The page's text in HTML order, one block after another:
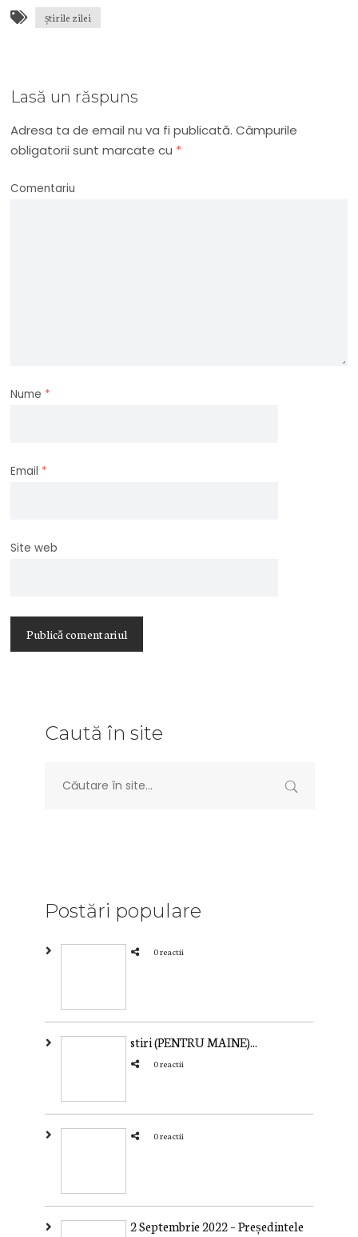
știrile zilei
Lasă un răspuns
Adresa ta de email nu va fi publicată. Câmpurile
obligatorii sunt marcate cu *
Comentariu
Nume *
Email *
Site web
Caută în site
Postări populare
0 reactii
stiri (PENTRU MAINE)...
0 reactii
0 reactii
2 Septembrie 2022 – Președintele